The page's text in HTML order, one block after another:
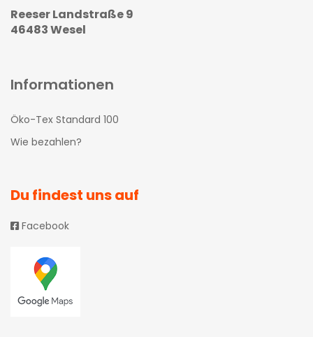
Reeser Landstraße 9
46483 Wesel
Informationen
Öko-Tex Standard 100
Wie bezahlen?
Du findest uns auf
Facebook